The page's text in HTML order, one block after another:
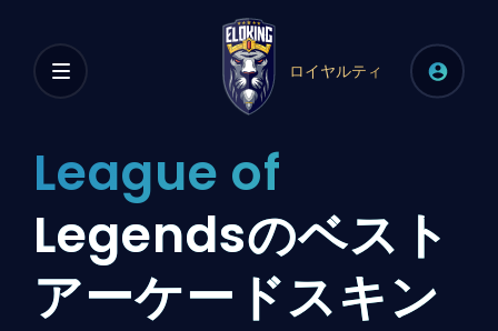
ロイヤルティ
League of
Legendsのベスト
アーケードスキン